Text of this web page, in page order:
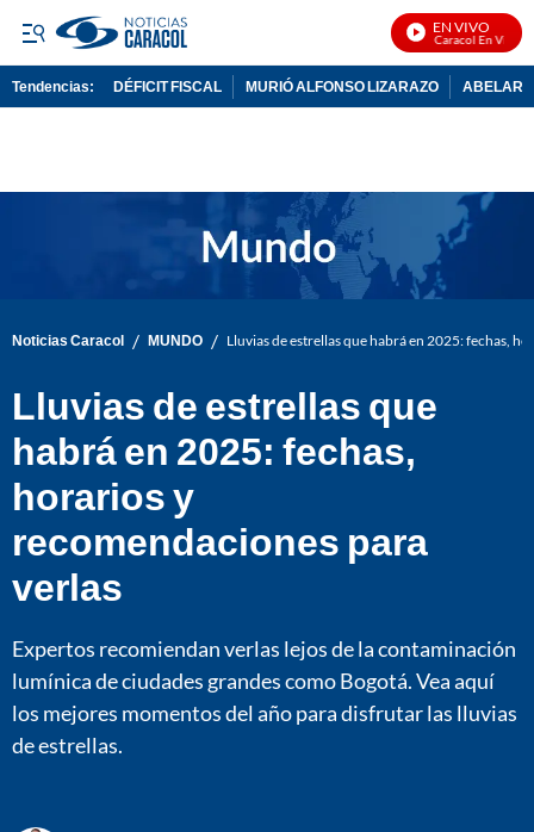
EN VIVO
Noticias Caracol En Vivo
Tendencias: DÉFICIT FISCAL MURIÓ ALFONSO LIZARAZO
Noticias Caracol / MUNDO / Lluvias de estrellas que habrá en 2025: fechas,
Lluvias de estrellas que
habrá en 2025: fechas,
horarios y
recomendaciones para
verlas
Expertos recomiendan verlas lejos de la contaminación
lumínica de ciudades grandes como Bogotá. Vea aquí
los mejores momentos del año para disfrutar las lluvias
de estrellas.